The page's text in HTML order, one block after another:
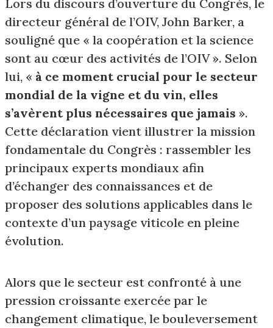
Lors du discours d’ouverture du Congrès, le
directeur général de l’OIV, John Barker, a
souligné que « la coopération et la science
sont au cœur des activités de l’OIV ». Selon
lui, « à ce moment crucial pour le secteur
mondial de la vigne et du vin, elles
s’avèrent plus nécessaires que jamais ».
Cette déclaration vient illustrer la mission
fondamentale du Congrès : rassembler les
principaux experts mondiaux afin
d’échanger des connaissances et de
proposer des solutions applicables dans le
contexte d’un paysage viticole en pleine
évolution.
Alors que le secteur est confronté à une
pression croissante exercée par le
changement climatique, le bouleversement